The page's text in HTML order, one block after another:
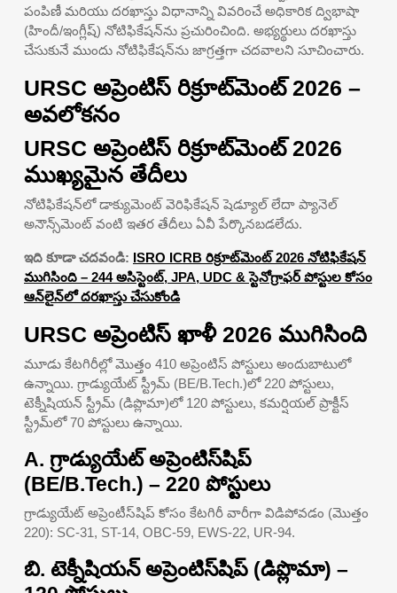
పంపిణీ మరియు దరఖాస్తు విధానాన్ని వివరించే అధికారిక ద్విభాషా
(హిందీ/ఇంగ్లీష్) నోటిఫికేషన్‌ను ప్రచురించింది. అభ్యర్థులు దరఖాస్తు
చేసుకునే ముందు నోటిఫికేషన్‌ను జాగ్రత్తగా చదవాలని సూచించారు.
URSC అప్రెంటిస్ రిక్రూట్‌మెంట్ 2026 –
అవలోకనం
URSC అప్రెంటిస్ రిక్రూట్‌మెంట్ 2026
ముఖ్యమైన తేదీలు
నోటిఫికేషన్‌లో డాక్యుమెంట్ వెరిఫికేషన్ షెడ్యూల్ లేదా ప్యానెల్
అనౌన్స్‌మెంట్ వంటి ఇతర తేదీలు ఏవీ పేర్కొనబడలేదు.
ఇది కూడా చదవండి: ISRO ICRB రిక్రూట్‌మెంట్ 2026 నోటిఫికేషన్
ముగిసింది – 244 అసిస్టెంట్, JPA, UDC & స్టెనోగ్రాఫర్ పోస్టుల కోసం
ఆన్‌లైన్‌లో దరఖాస్తు చేసుకోండి
URSC అప్రెంటిస్ ఖాళీ 2026 ముగిసింది
మూడు కేటగిరీల్లో మొత్తం 410 అప్రెంటిస్ పోస్టులు అందుబాటులో
ఉన్నాయి. గ్రాడ్యుయేట్ స్ట్రీమ్ (BE/B.Tech.)లో 220 పోస్టులు,
టెక్నీషియన్ స్ట్రీమ్ (డిప్లొమా)లో 120 పోస్టులు, కమర్షియల్ ప్రాక్టీస్
స్ట్రీమ్‌లో 70 పోస్టులు ఉన్నాయి.
A. గ్రాడ్యుయేట్ అప్రెంటిస్‌షిప్
(BE/B.Tech.) – 220 పోస్టులు
గ్రాడ్యుయేట్ అప్రెంటీస్‌షిప్ కోసం కేటగిరీ వారీగా విడిపోవడం (మొత్తం
220): SC-31, ST-14, OBC-59, EWS-22, UR-94.
బి. టెక్నీషియన్ అప్రెంటిస్‌షిప్ (డిప్లొమా) –